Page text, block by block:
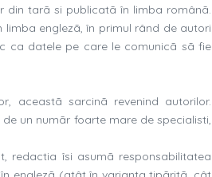
din tarã si publicatã în limba românã.
englezã, în primul rând de autori
ca datele pe care le comunicã sã fie
aceastã sarcinã revenind autorilor.
un numãr foarte mare de specialisti,
redactia îsi asumã responsabilitatea